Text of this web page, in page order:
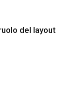
del layout